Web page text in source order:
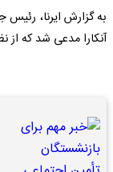
به گزارش ایرنا،
آنکارا مدعی شد که